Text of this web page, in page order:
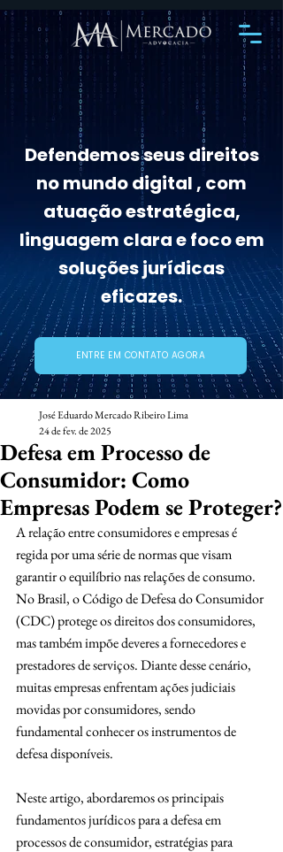
Defendemos seus direitos
no mundo digital , com
atuação estratégica,
linguagem clara e foco em
soluções jurídicas
eficazes.
ENTRE EM CONTATO AGORA
Defesa em Processo de
Consumidor: Como
Empresas Podem se Proteger?
José Eduardo Mercado Ribeiro Lima
24 de fev. de 2025
A relação entre consumidores e empresas é
regida por uma série de normas que visam
garantir o equilíbrio nas relações de consumo.
No Brasil, o Código de Defesa do Consumidor
(CDC) protege os direitos dos consumidores,
mas também impõe deveres a fornecedores e
prestadores de serviços. Diante desse cenário,
muitas empresas enfrentam ações judiciais
movidas por consumidores, sendo
fundamental conhecer os instrumentos de
defesa disponíveis.
Neste artigo, abordaremos os principais
fundamentos jurídicos para a defesa em
processos de consumidor, estratégias para